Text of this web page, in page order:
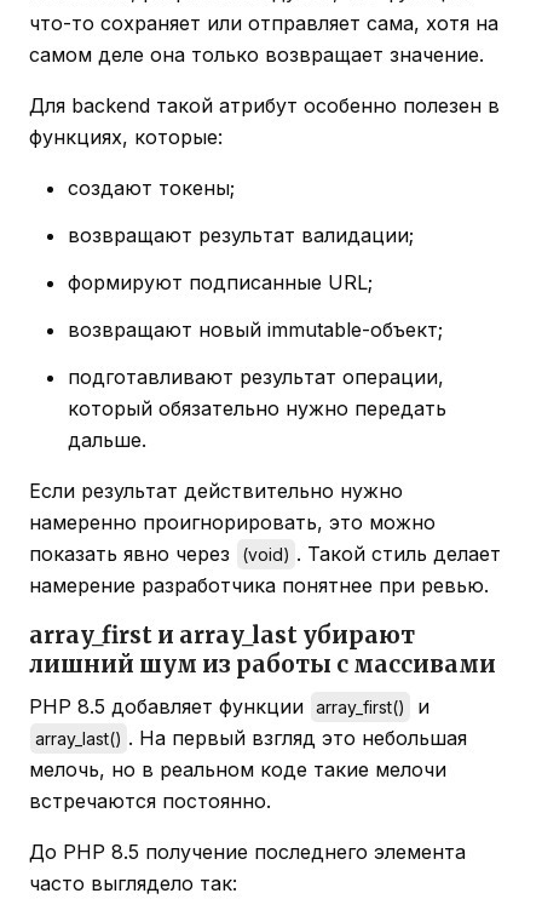
что-то сохраняет или отправляет сама, хотя на
самом деле она только возвращает значение.
Для backend такой атрибут особенно полезен в
функциях, которые:
создают токены;
возвращают результат валидации;
формируют подписанные URL;
возвращают новый immutable-объект;
подготавливают результат операции,
который обязательно нужно передать
дальше.
Если результат действительно нужно
намеренно проигнорировать, это можно
показать явно через
(void) . Такой стиль делает
намерение разработчика понятнее при ревью.
array_first и array_last убирают
лишний шум из работы с массивами
PHP 8.5 добавляет функции array_first() и
array_last() . На первый взгляд это небольшая
мелочь, но в реальном коде такие мелочи
встречаются постоянно.
До PHP 8.5 получение последнего элемента
часто выглядело так: